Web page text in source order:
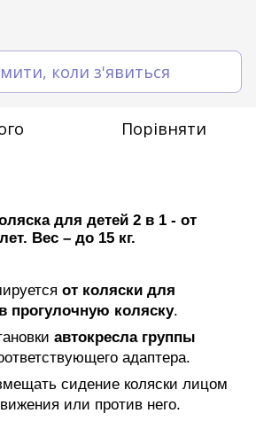
коли з'явиться
Порівняти
для детей 2 в 1 - от
Вес – до 15 кг.
от коляски для
прогулочную коляску.
автокресла группы
адаптера.
сидение коляски лицом
или против него.